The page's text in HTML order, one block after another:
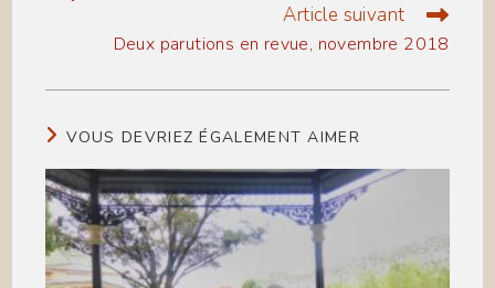
Article suivant
Deux parutions en revue, novembre 2018
VOUS DEVRIEZ ÉGALEMENT AIMER